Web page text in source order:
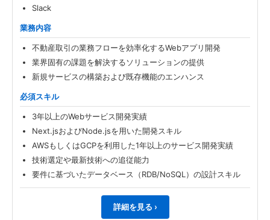
Slack
業務内容
不動産取引の業務フローを効率化するWebアプリ開発
業界固有の課題を解決するソリューションの提供
新規サービスの構築および既存機能のエンハンス
必須スキル
3年以上のWebサービス開発実績
Next.jsおよびNode.jsを用いた開発スキル
AWSもしくはGCPを利用した1年以上のサービス開発実績
技術選定や最新技術への追従能力
要件に基づいたデータベース（RDB/NoSQL）の設計スキル
詳細を見る ›